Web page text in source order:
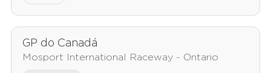
GP do Canadá
Mosport International Raceway - Ontario